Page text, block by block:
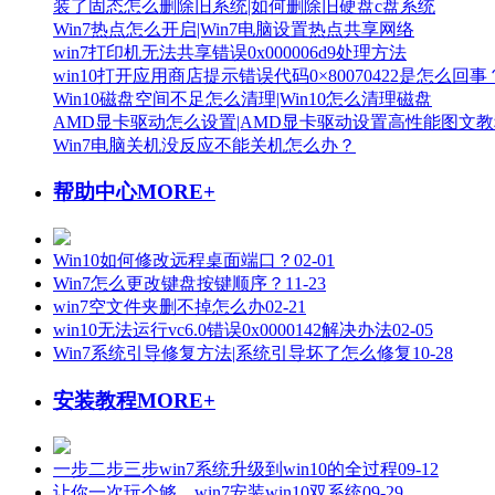
装了固态怎么删除旧系统|如何删除旧硬盘c盘系统
Win7热点怎么开启|Win7电脑设置热点共享网络
win7打印机无法共享错误0x000006d9处理方法
win10打开应用商店提示错误代码0×80070422是怎么回事
Win10磁盘空间不足怎么清理|Win10怎么清理磁盘
AMD显卡驱动怎么设置|AMD显卡驱动设置高性能图文
Win7电脑关机没反应不能关机怎么办？
帮助中心MORE+
Win10如何修改远程桌面端口？ 02-01
Win7怎么更改键盘按键顺序？ 11-23
win7空文件夹删不掉怎么办02-21
win10无法运行vc6.0错误0x0000142解决办法02-05
Win7系统引导修复方法|系统引导坏了怎么修复10-28
安装教程MORE+
一步二步三步win7系统升级到win10的全过程09-12